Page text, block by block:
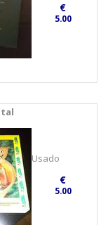
€
5.00
Usado
€
5.00